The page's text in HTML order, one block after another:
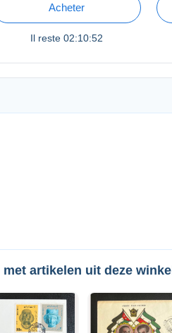
Acheter
Il reste 02:10:52
artikelen uit deze winkel